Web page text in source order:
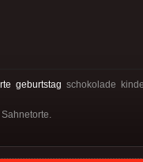
geburtstag schokolade